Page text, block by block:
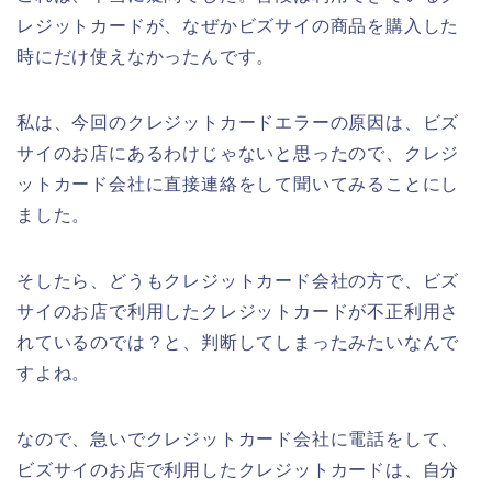
レジットカードが、なぜかビズサイの商品を購入した
時にだけ使えなかったんです。
私は、今回のクレジットカードエラーの原因は、ビズ
サイのお店にあるわけじゃないと思ったので、クレジ
ットカード会社に直接連絡をして聞いてみることにし
ました。
そしたら、どうもクレジットカード会社の方で、ビズ
サイのお店で利用したクレジットカードが不正利用さ
れているのでは？と、判断してしまったみたいなんで
すよね。
なので、急いでクレジットカード会社に電話をして、
ビズサイのお店で利用したクレジットカードは、自分